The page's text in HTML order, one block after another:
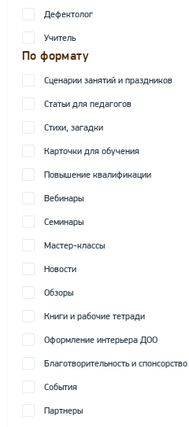
Дефектолог
Учитель
По формату
Сценарии занятий и праздников
Статьи для педагогов
Стихи, загадки
Карточки для обучения
Повышение квалификации
Вебинары
Семинары
Мастер-классы
Новости
Обзоры
Книги и рабочие тетради
Оформление интерьера ДОО
Благотворительность и спонсорство
События
Партнеры